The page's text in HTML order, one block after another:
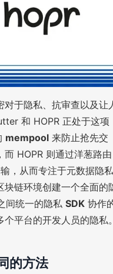
对于隐私、抗审查以及让
和 HOPR 正处于这项
mempool 来防止抢先交
HOPR 则通过洋葱路由
，从而专注于元数据隐私
块链环境创建一个全面的
间统一的隐私 SDK 协作
个平台的开发人员的隐私
的方法